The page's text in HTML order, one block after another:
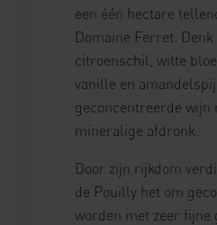
een één hectare
Domaine Ferret. Denk
citroenschil, witte
vanille en
geconcentreerde wijn
mineralige afdronk.
Door zijn rijkdom
de Pouilly het om
worden met zeer fijne